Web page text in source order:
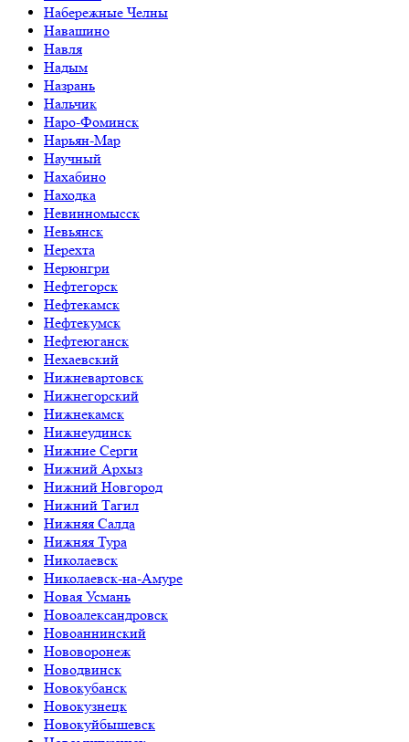
Набережные Челны
Навашино
Навля
Надым
Назрань
Нальчик
Наро-Фоминск
Нарьян-Мар
Научный
Нахабино
Находка
Невинномысск
Невьянск
Нерехта
Нерюнгри
Нефтегорск
Нефтекамск
Нефтекумск
Нефтеюганск
Нехаевский
Нижневартовск
Нижнегорский
Нижнекамск
Нижнеудинск
Нижние Серги
Нижний Архыз
Нижний Новгород
Нижний Тагил
Нижняя Салда
Нижняя Тура
Николаевск
Николаевск-на-Амуре
Новая Усмань
Новоалександровск
Новоаннинский
Нововоронеж
Новодвинск
Новокубанск
Новокузнецк
Новокуйбышевск